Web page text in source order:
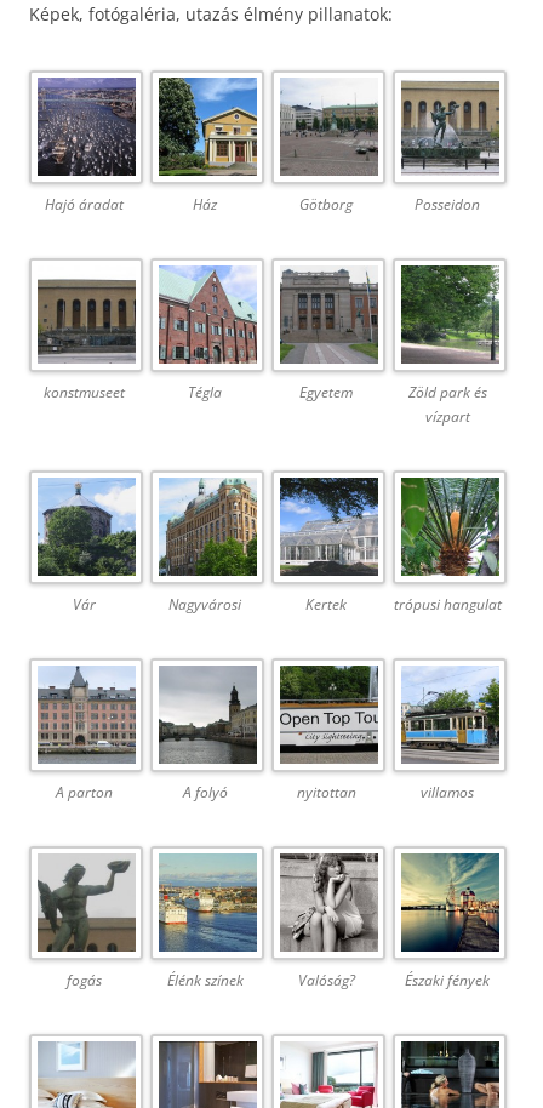
Képek, fotógaléria, utazás élmény pillanatok:
Hajó áradat Ház Götborg Posseidon
konstmuseet Tégla Egyetem
Zöld park és
vízpart
Vár Nagyvárosi Kertek trópusi hangulat
A parton A folyó nyitottan villamos
fogás Élénk színek Valóság? Északi fények